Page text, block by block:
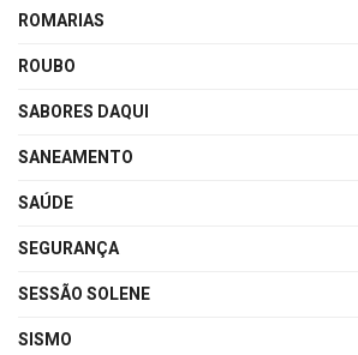
ROMARIAS
ROUBO
SABORES DAQUI
SANEAMENTO
SAÚDE
SEGURANÇA
SESSÃO SOLENE
SISMO